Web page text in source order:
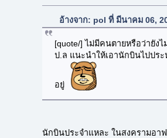
อ้างจาก: pol ที่ มีนาคม 06,
[quote/] ไม่มีคนตายหรือว่ายัง
ป.ล แนะนำให้เอานักบินไปปร
อยู่
นักบินประจำแหละ ในสงครามอา